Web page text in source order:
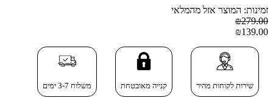
זמינות: המוצר אזל מהמלאי
₪279.00
₪139.00
שירות לקוחות מהיר קנייה מאובטחת משלוח 3-7 ימים